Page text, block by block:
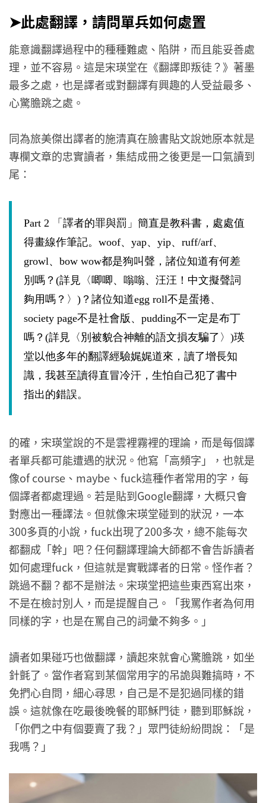
➤此處翻譯，請問單兵如何處置
能意識翻譯過程中的種種難處、陷阱，而且能妥善處
理，並不容易。這是宋瑛堂在《翻譯即叛徒？》著墨
最多之處，也是譯者或對翻譯有興趣的人受益最多、
心驚膽跳之處。
同為旅美傑出譯者的施清真在臉書貼文說她原本就是
專欄文章的忠實讀者，集結成冊之後更是一口氣讀到
尾：
Part 2 「譯者的罪與罰」簡直是教科書，處處值
得畫線作筆記。woof、yap、yip、ruff/arf、
growl、bow wow都是狗叫聲，諸位知道有何差
別嗎？(詳見〈唧唧、嗡嗡、汪汪！中文擬聲詞
夠用嗎？〉)？諸位知道egg roll不是蛋捲、
society page不是社會版、pudding不一定是布丁
嗎？(詳見〈別被貌合神離的語文損友騙了〉)瑛
堂以他多年的翻譯經驗娓娓道來，讀了增長知
識，我甚至讀得直冒冷汗，生怕自己犯了書中
指出的錯誤。
的確，宋瑛堂說的不是雲裡霧裡的理論，而是每個譯
者單兵都可能遭遇的狀況。他寫「高頻字」，也就是
像of course、maybe、fuck這種作者常用的字，每
個譯者都處理過。若是貼到Google翻譯，大概只會
對應出一種譯法。但就像宋瑛堂碰到的狀況，一本
300多頁的小說，fuck出現了200多次，總不能每次
都翻成「幹」吧？任何翻譯理論大師都不會告訴讀者
如何處理fuck，但這就是實戰譯者的日常。怪作者？
跳過不翻？都不是辦法。宋瑛堂把這些東西寫出來，
不是在檢討別人，而是提醒自己。「我罵作者為何用
同樣的字，也是在罵自己的詞彙不夠多。」
讀者如果碰巧也做翻譯，讀起來就會心驚膽跳，如坐
針氈了。當作者寫到某個常用字的吊詭與難搞時，不
免捫心自問，細心尋思，自己是不是犯過同樣的錯
誤。這就像在吃最後晚餐的耶穌門徒，聽到耶穌說，
「你們之中有個要賣了我？」眾門徒紛紛問說：「是
我嗎？」